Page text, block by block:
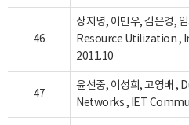
46
장지녕, 이민우, 김은경
Resource Utilization ,
2011.10
47
윤선중, 이성희, 고영배
Networks , IET